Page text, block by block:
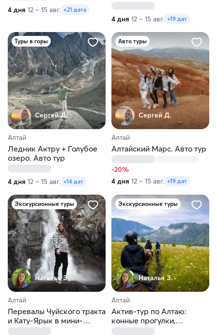
4 дня 12 – 15 авг. +21 дата
4 дня 12 – 15 авг. +19 дат
Туры в горы
Сергей Д.
Алтай
Ледник Актру + Голубое
озеро. Авто тур
4 дня 12 – 15 авг. +14 дат
Авто туры
Сергей Д.
Алтай
Алтайский Марс. Авто тур
-20%
4 дня 12 – 15 авг. +19 дат
Экскурсионные туры
Наталья З.
Алтай
Перевалы Чуйского тракта
и Кату-Ярык в мини-
группе
Экскурсионные туры
Наталья З.
Алтай
Актив-тур по Алтаю:
конные прогулки,
треккинг, Чуйский тракт!